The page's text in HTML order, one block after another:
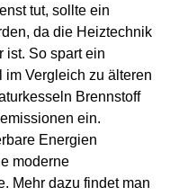
tut, sollte ein
da die Heiztechnik
ist. So spart ein
im Vergleich zu älteren
Brennstoff
ein.
Energien
moderne
Mehr dazu findet man